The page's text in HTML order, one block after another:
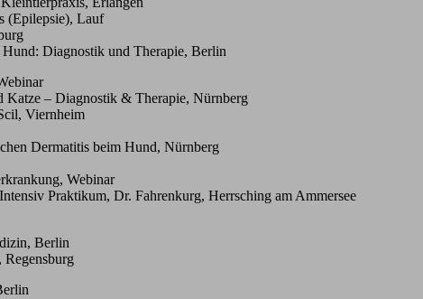
(Epilepsie), Lauf
Diagnostik und Therapie, Berlin
Katze – Diagnostik & Therapie, Nürnberg
Viernheim
Dermatitis beim Hund, Nürnberg
Webinar
Praktikum, Dr. Fahrenkurg, Herrsching am Ammersee
Berlin
Regensburg